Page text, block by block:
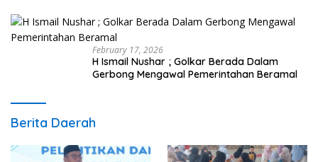
February 17, 2026
H Ismail Nushar ; Golkar Berada Dalam
Gerbong Mengawal Pemerintahan Beramal
Berita Daerah